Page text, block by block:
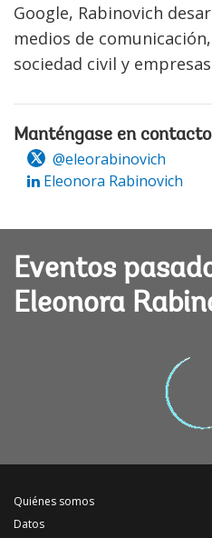
Google, Rabinovich
medios de
sociedad civil y
Manténgase en contacto
@eleorabinovich
Eleonora Rabinovich
Eventos
Eleonora
Quiénes somos
Datos